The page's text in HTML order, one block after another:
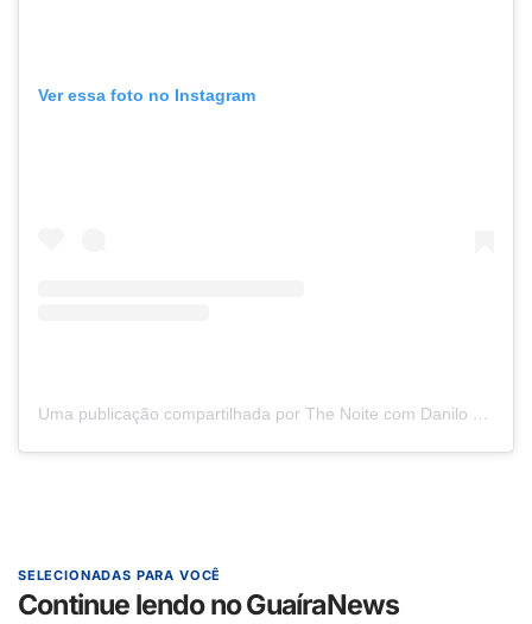
Ver essa foto no Instagram
Uma publicação compartilhada por The Noite com Danilo Gentili (@sbtthenoite)
SELECIONADAS PARA VOCÊ
Continue lendo no GuaíraNews